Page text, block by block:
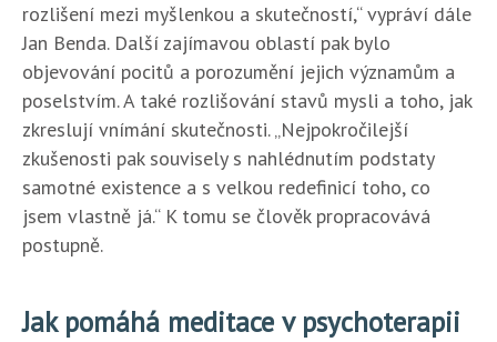
rozlišení mezi myšlenkou a skutečností,“ vypráví dále
Jan Benda. Další zajímavou oblastí pak bylo
objevování pocitů a porozumění jejich významům a
poselstvím. A také rozlišování stavů mysli a toho, jak
zkreslují vnímání skutečnosti. „Nejpokročilejší
zkušenosti pak souvisely s nahlédnutím podstaty
samotné existence a s velkou redefinicí toho, co
jsem vlastně já.“ K tomu se člověk propracovává
postupně.
Jak pomáhá meditace v psychoterapii